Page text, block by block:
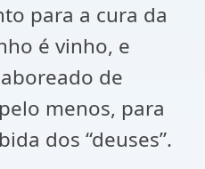
para a cura da
é vinho, e
de
menos, para
dos “deuses”.